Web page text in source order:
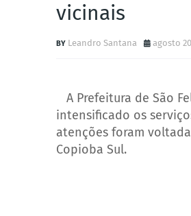
vicinais
Leandro Santana agosto
A Prefeitura de São
intensificado os
atenções foram
Copioba Sul.